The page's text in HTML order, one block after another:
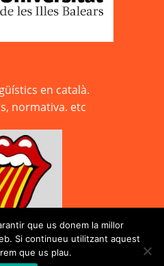
en català.
normativa. etc
que us donem la millor
Si continueu utilitzant aquest
que us plau.